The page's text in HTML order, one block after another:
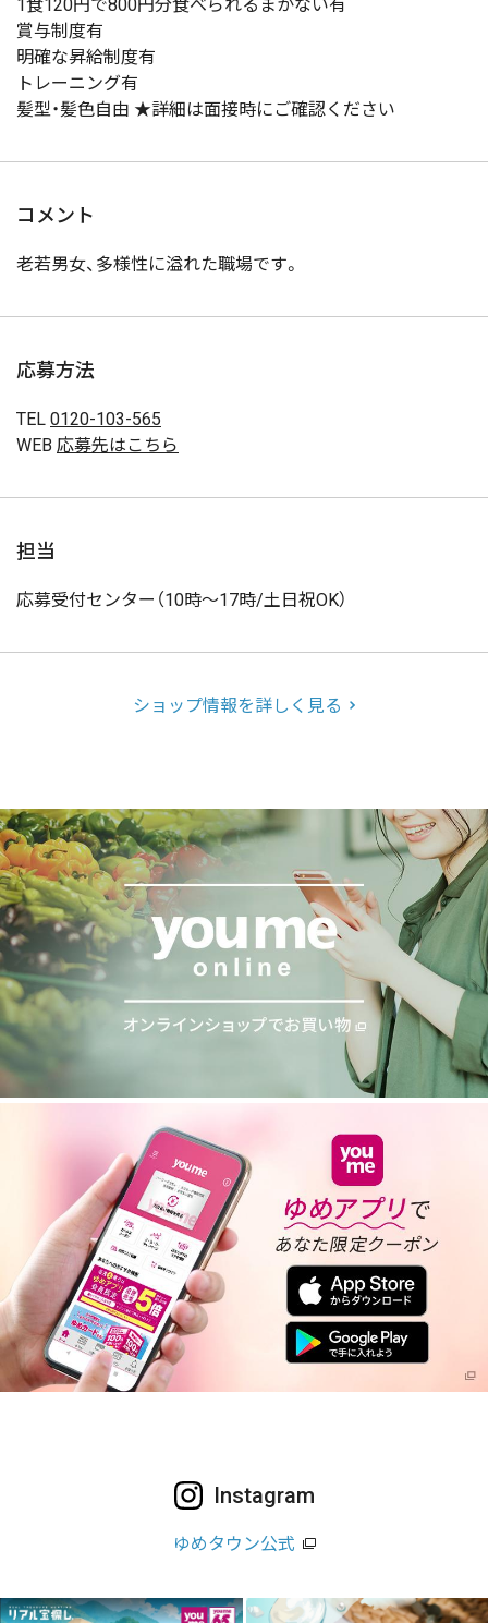
1食120円で800円分食べられるまかない有
賞与制度有
明確な昇給制度有
トレーニング有
髪型・髪色自由 ★詳細は面接時にご確認ください
コメント
老若男女、多様性に溢れた職場です。
応募方法
TEL 0120-103-565
WEB 応募先はこちら
担当
応募受付センター（10時～17時/土日祝OK）
ショップ情報を詳しく見る
Instagram
ゆめタウン公式